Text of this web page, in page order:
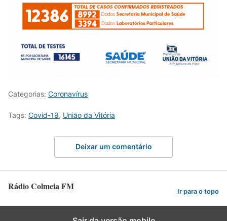
Categorias: Coronavírus
Tags: Covid-19, União da Vitória
Deixar um comentário
Rádio Colmeia FM Ir para o topo